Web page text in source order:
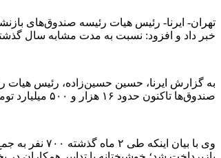
خبر داد و افزود: نسبت به مدت مشابه سال گذشته که رقمی معادل ۸ هزار و ۴۰۰ میلیارد تومان
صندوق‌ها تاکنون حدود ۱۶ هزار و ۵۰۰ میلیارد تومان (۱۶.۵ همت) مستمری، مقرری و مزایای جانبی پرداخت کرده‌اند که به نسبت مدت مشابه پارسال حدود صد درصد افزایش ثبت شده است.